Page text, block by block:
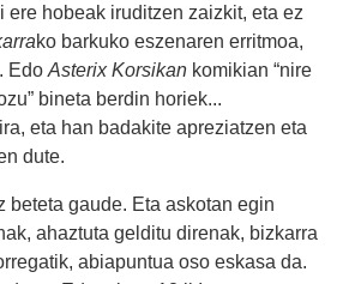
ere hobeak iruditzen zaizkit, eta ez
ko barkuko eszenaren erritmoa,
EdoAsterix Korsikan komikian “nire
bineta berdin horiek...
eta han badakite apreziatzen eta
dute.
beteta gaude. Eta askotan egin
ahaztuta gelditu direnak, bizkarra
abiapuntua oso eskasa da.